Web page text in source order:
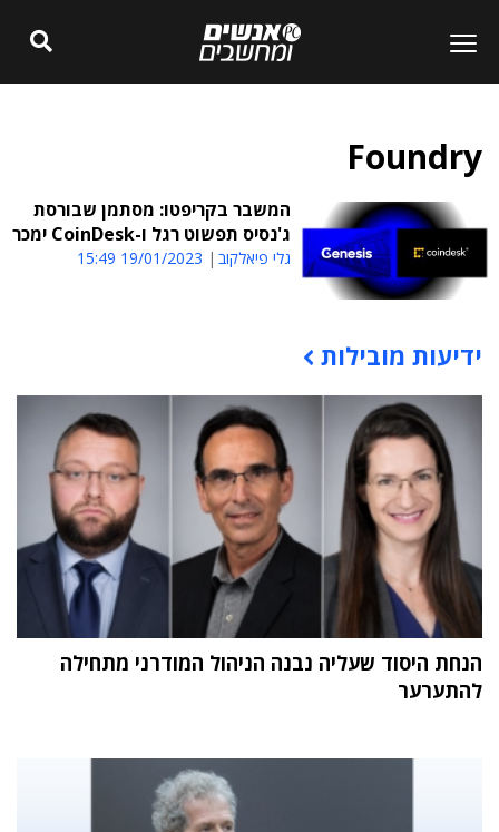
Foundry
המשבר בקריפטו: מסתמן שבורסת
ג'נסיס תפשוט רגל ו-CoinDesk ימכר
גלי פיאלקוב 19/01/2023 15:49
תוכן פרסומי
ידיעות מובילות
הנחת היסוד שעליה נבנה הניהול המודרני מתחילה
להתערער